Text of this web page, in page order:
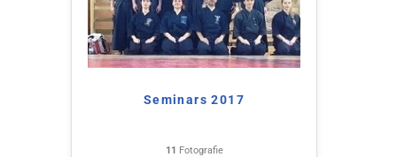
Seminars 2017
11 Fotografie